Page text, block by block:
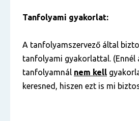
Tanfolyami gyakorlat:
A tanfolyamszervező által
tanfolyami gyakorlattal. (Ennél
tanfolyamnál nem kell
keresned, hiszen ezt is mi